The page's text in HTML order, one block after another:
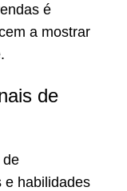
é
a mostrar
de
de
e habilidades